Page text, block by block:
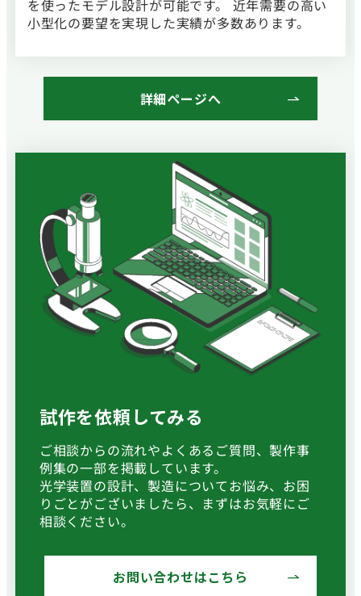
を使ったモデル設計が可能です。
近年需要の高い
小型化の要望を実現した実績が多数あります。
詳細ページへ
試作を依頼してみる
ご相談からの流れやよくあるご質問、製作事
例集の一部を掲載しています。
光学装置の設計、製造についてお悩み、お困
りごとがございましたら、まずはお気軽にご
相談ください。
お問い合わせはこちら